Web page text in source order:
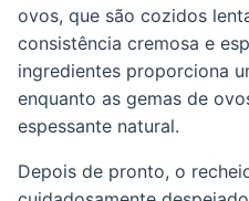
ovos, que são cozidos
consistência cremosa e
ingredientes proporciona
enquanto as gemas de
espessante natural.
Depois de pronto, o